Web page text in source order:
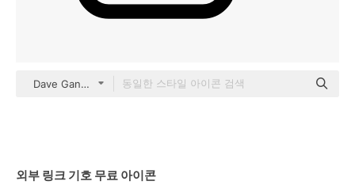
Dave Gandy Fill
외부 링크 기호 무료 아이콘